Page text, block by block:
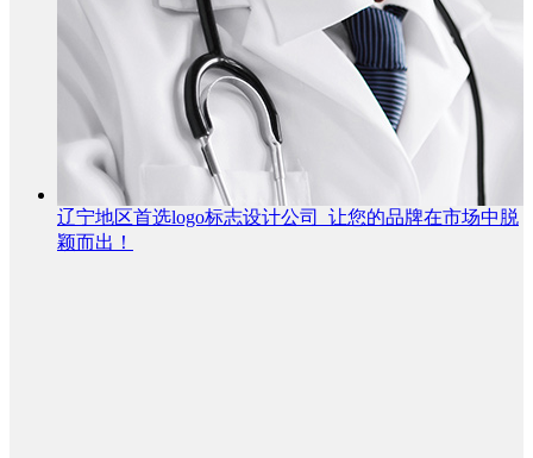
辽宁地区首选logo标志设计公司_让您的品牌在市场中脱
颖而出！